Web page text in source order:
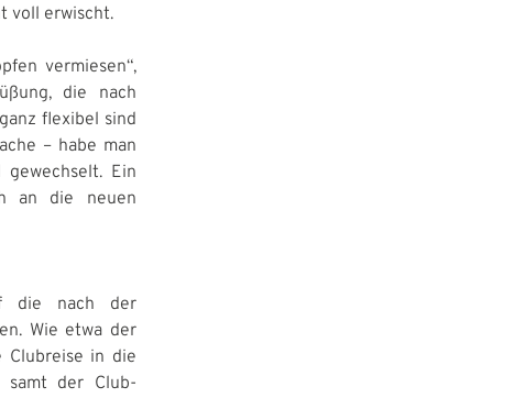
voll erwischt.
vermiesen“,
die nach
flexibel sind
– habe man
Ein
an die neuen
die nach der
Wie etwa der
Clubreise in die
samt der Club-